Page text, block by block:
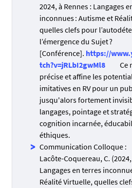
2024, à Rennes : Langages
inconnues : Autisme et
quelles clefs pour
l’émergence du Sujet ?
[Conférence]. https://
tch?v=jRLbI2gwMl8 Ce
précise et affine les
imitatives en RV pour un
jusqu'alors fortement
langages, pointage et
cognition incarnée,
éthiques.
Communication Colloque :
Lacôte-Coquereau, C.
Langages en terres
Réalité Virtuelle, quelles